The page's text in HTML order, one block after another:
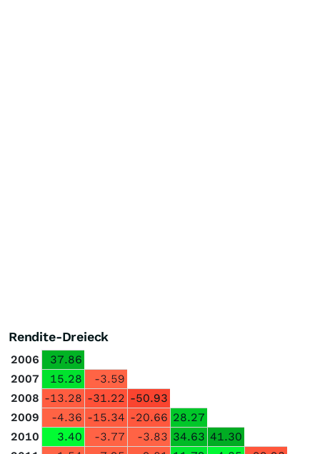
Rendite-Dreieck
2006
37.86
2007
15.28
-3.59
2008 -13.28 -31.22 -50.93
2009
-4.36 -15.34 -20.66 28.27
2010
3.40 -3.77 -3.83 34.63 41.30